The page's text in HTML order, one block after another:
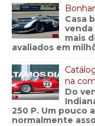
Casa
venda
mais
avaliados em
na
Do
250 P. Um pouco
normalmente